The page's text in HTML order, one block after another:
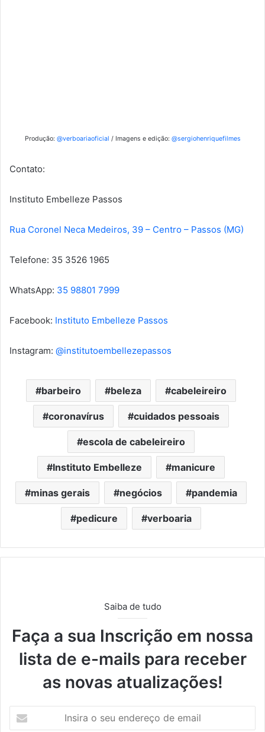
Produção: @verboariaoficial / Imagens e edição: @sergiohenriquefilmes
Contato:
Instituto Embelleze Passos
Rua Coronel Neca Medeiros, 39 – Centro – Passos (MG)
Telefone: 35 3526 1965
WhatsApp: 35 98801 7999
Facebook: Instituto Embelleze Passos
Instagram: @institutoembellezepassos
barbeiro beleza cabeleireiro
coronavírus cuidados pessoais
escola de cabeleireiro
Instituto Embelleze manicure
minas gerais negócios pandemia
pedicure verboaria
Saiba de tudo
Faça a sua Inscrição em nossa
lista de e-mails para receber
as novas atualizações!